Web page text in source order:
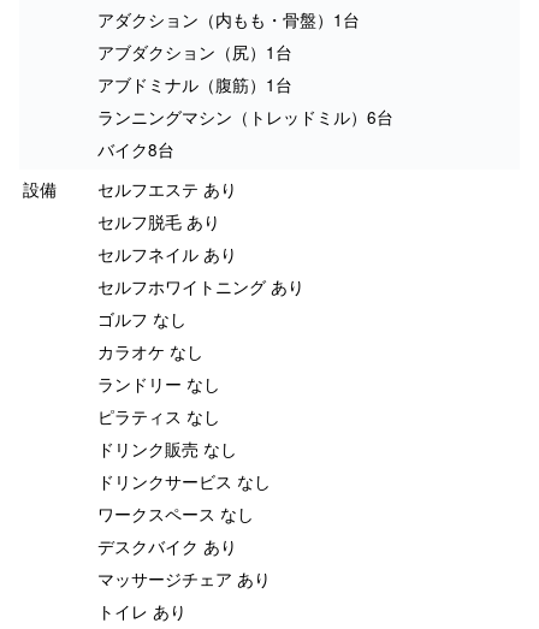
アダクション（内もも・骨盤）1台
アブダクション（尻）1台
アブドミナル（腹筋）1台
ランニングマシン（トレッドミル）6台
バイク8台
設備
セルフエステ あり
セルフ脱毛 あり
セルフネイル あり
セルフホワイトニング あり
ゴルフ なし
カラオケ なし
ランドリー なし
ピラティス なし
ドリンク販売 なし
ドリンクサービス なし
ワークスペース なし
デスクバイク あり
マッサージチェア あり
トイレ あり